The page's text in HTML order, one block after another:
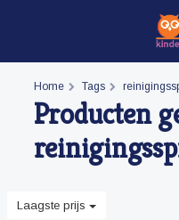
Home Tags
Producten
Laagste prijs